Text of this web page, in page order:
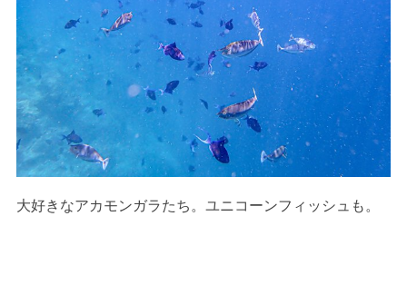
大好きなアカモンガラたち。ユニコーンフィッシュも。